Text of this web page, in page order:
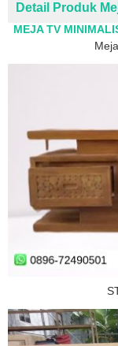
Detail Produk
MEJA TV